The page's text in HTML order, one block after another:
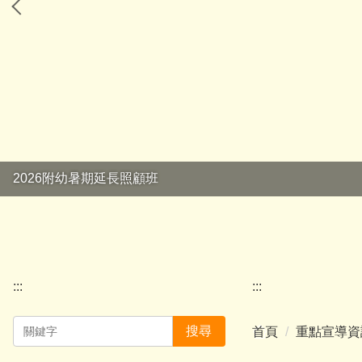
2026附幼暑期延長照顧班
:::
搜尋
:::
首頁 重點宣導